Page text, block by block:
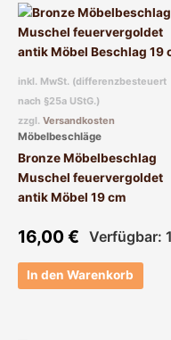
inkl. MwSt. (differenzbesteuert
nach §25a UStG.)
zzgl. Versandkosten
Möbelbeschläge
Bronze Möbelbeschlag
Muschel feuervergoldet
antik Möbel 19 cm
16,00€ Verfügbar: 1
In den Warenkorb